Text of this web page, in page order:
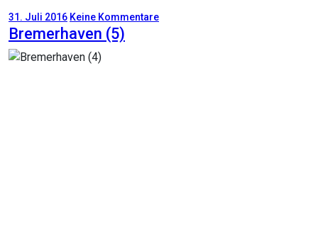
31. Juli 2016 Keine Kommentare
Bremerhaven (5)